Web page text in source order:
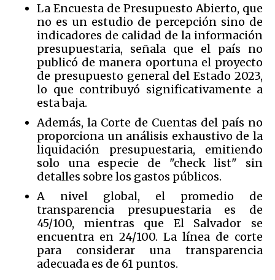
La Encuesta de Presupuesto Abierto, que
no es un estudio de percepción sino de
indicadores de calidad de la información
presupuestaria, señala que el país no
publicó de manera oportuna el proyecto
de presupuesto general del Estado 2023,
lo que contribuyó significativamente a
esta baja.
Además, la Corte de Cuentas del país no
proporciona un análisis exhaustivo de la
liquidación presupuestaria, emitiendo
solo una especie de "check list" sin
detalles sobre los gastos públicos.
A nivel global, el promedio de
transparencia presupuestaria es de
45/100, mientras que El Salvador se
encuentra en 24/100. La línea de corte
para considerar una transparencia
adecuada es de 61 puntos.